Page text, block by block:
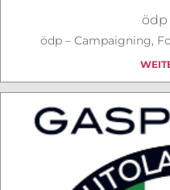
ödp
ödp – Campaigning,